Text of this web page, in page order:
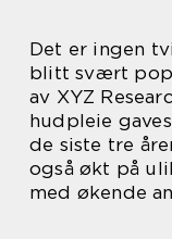
Det er ingen
blitt svært
av XYZ
hudpleie
de siste tre
også økt på
med økende